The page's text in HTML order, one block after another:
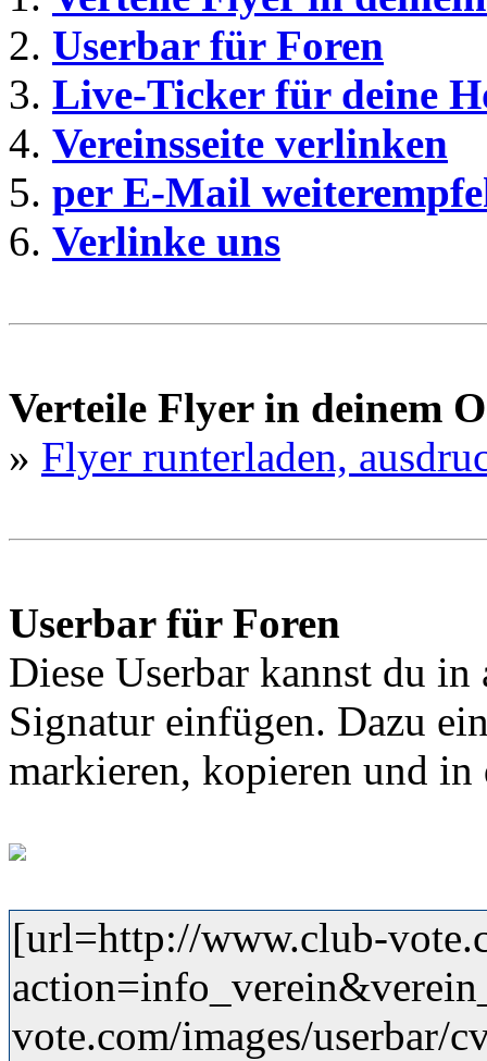
2. Userbar für Foren
3. Live-Ticker für deine
4. Vereinsseite verlinken
5. per E-Mail
6. Verlinke uns
Verteile Flyer in deinem
» Flyer runterladen,
Userbar für Foren
Diese Userbar kannst du
Signatur einfügen. Dazu
markieren, kopieren und
[url=http://www.club-
vote.com/images/userbar/